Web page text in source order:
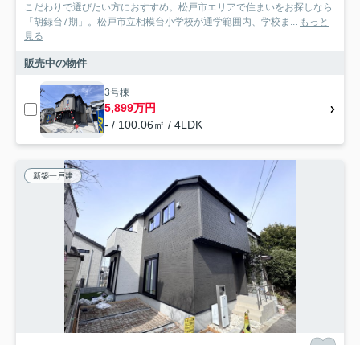
こだわりで選びたい方におすすめ。松戸市エリアで住まいをお探しなら
「胡録台7期」。松戸市立相模台小学校が通学範囲内、学校ま... もっと
見る
販売中の物件
3号棟
5,899万円
- / 100.06㎡ / 4LDK
新築一戸建